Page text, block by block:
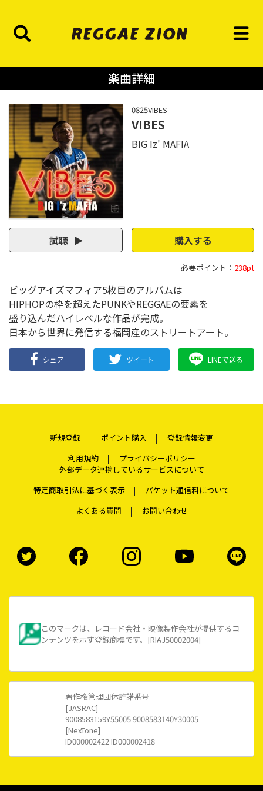
楽曲詳細
0825VIBES
VIBES
BIG Iz' MAFIA
試聴 購入する
必要ポイント： 238pt
ビッグアイズマフィア5枚目のアルバムは
HIPHOPの枠を超えたPUNKやREGGAEの要素を
盛り込んだハイレベルな作品が完成。
日本から世界に発信する福岡産のストリートアート。
シェア ツイート LINEで送る
新規登録 ポイント購入
登録情報変更
利用規約
プライバシーポリシー
外部データ連携しているサービスについて
特定商取引法に基づく表示
パケット通信料について
よくある質問
お問い合わせ
このマークは、レコード会社・映像製作会社が提供するコ
ンテンツを示す登録商標です。[RIAJ50002004]
著作権管理団体許諾番号
[JASRAC]
9008583159Y55005 9008583140Y30005
[NexTone]
ID000002422 ID000002418